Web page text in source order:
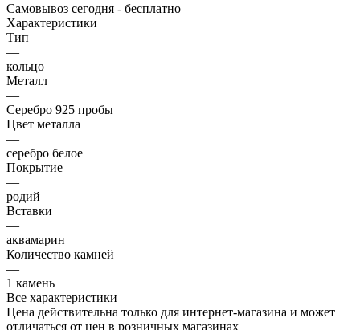
Самовывоз сегодня - бесплатно
Характеристики
Тип
—
кольцо
Металл
—
Серебро 925 пробы
Цвет металла
—
серебро белое
Покрытие
—
родий
Вставки
—
аквамарин
Количество камней
—
1 камень
Все характеристики
Цена действительна только для интернет-магазина и может
отличаться от цен в розничных магазинах